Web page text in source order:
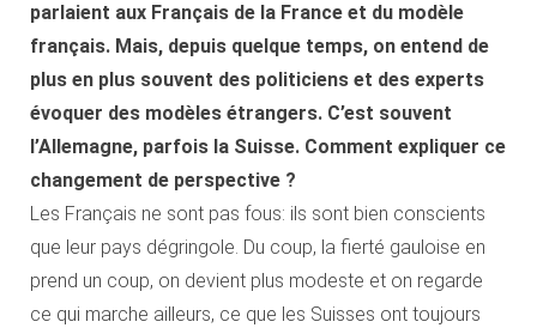
parlaient aux Français de la France et du modèle
français. Mais, depuis quelque temps, on entend de
plus en plus souvent des politiciens et des experts
évoquer des modèles étrangers. C’est souvent
l’Allemagne, parfois la Suisse. Comment expliquer ce
changement de perspective ?
Les Français ne sont pas fous: ils sont bien conscients
que leur pays dégringole. Du coup, la fierté gauloise en
prend un coup, on devient plus modeste et on regarde
ce qui marche ailleurs, ce que les Suisses ont toujours